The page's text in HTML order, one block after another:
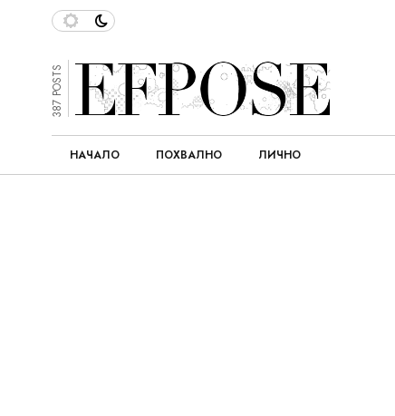
387 POSTS
НАЧАЛО ПОХВАЛНО ЛИЧНО